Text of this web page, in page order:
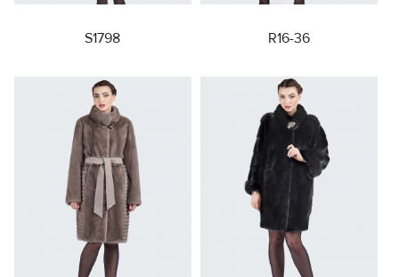
S1798 R16-36